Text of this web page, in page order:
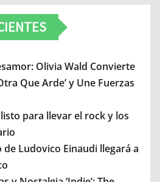
Olivia Wald Convierte
Que Arde’ y Une Fuerzas
para llevar el rock y los
de Ludovico Einaudi llegará a